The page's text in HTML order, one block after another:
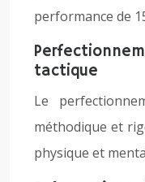
performance de
tactique
Le
méthodique et
physique et